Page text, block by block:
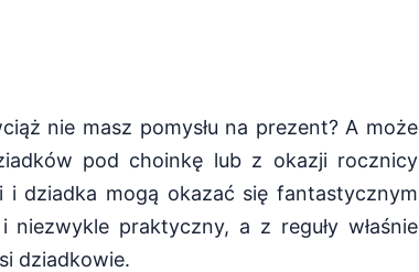
nie masz pomysłu na prezent? A może
pod choinkę lub z okazji rocznicy
i dziadka mogą okazać się fantastycznym
praktyczny, a z reguły właśnie
dziadkowie.